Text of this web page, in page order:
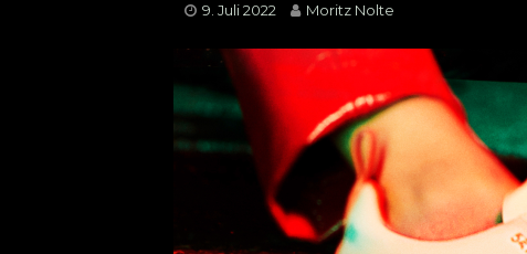
9. Juli 2022 Moritz Nolte